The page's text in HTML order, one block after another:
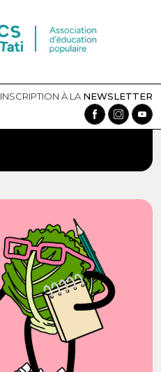
INSCRIPTION À LA NEWSLETTER